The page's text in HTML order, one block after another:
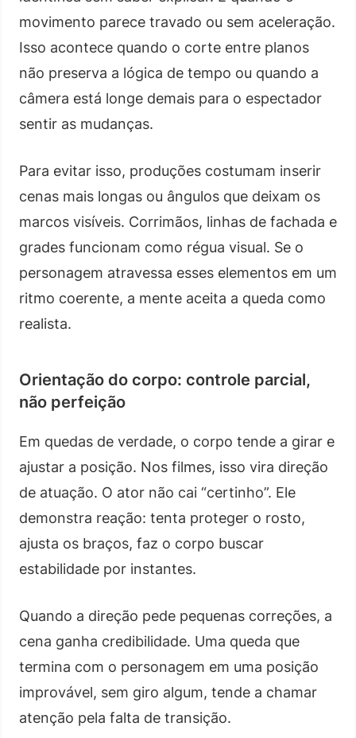
movimento parece travado ou sem aceleração.
Isso acontece quando o corte entre planos
não preserva a lógica de tempo ou quando a
câmera está longe demais para o espectador
sentir as mudanças.
Para evitar isso, produções costumam inserir
cenas mais longas ou ângulos que deixam os
marcos visíveis. Corrimãos, linhas de fachada e
grades funcionam como régua visual. Se o
personagem atravessa esses elementos em um
ritmo coerente, a mente aceita a queda como
realista.
Orientação do corpo: controle parcial,
não perfeição
Em quedas de verdade, o corpo tende a girar e
ajustar a posição. Nos filmes, isso vira direção
de atuação. O ator não cai “certinho”. Ele
demonstra reação: tenta proteger o rosto,
ajusta os braços, faz o corpo buscar
estabilidade por instantes.
Quando a direção pede pequenas correções, a
cena ganha credibilidade. Uma queda que
termina com o personagem em uma posição
improvável, sem giro algum, tende a chamar
atenção pela falta de transição.